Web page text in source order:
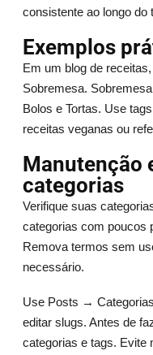
consistente ao longo do
Exemplos
Em um blog de
Sobremesa.
Bolos e Tortas. Use
receitas veganas ou
Manutenção
categorias
Verifique suas
categorias com poucos
Remova termos sem
necessário.
Use Posts →
editar slugs. Antes de
categorias e tags. Evite